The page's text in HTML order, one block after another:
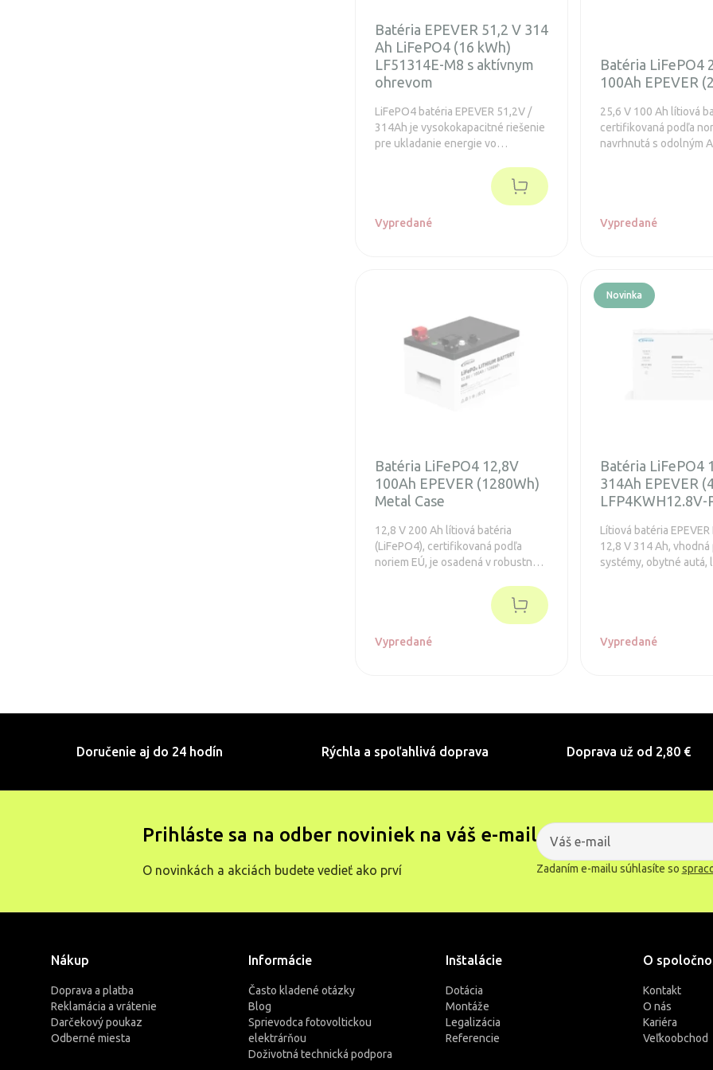
Batéria EPEVER 51,2 V 314
Ah LiFePO4 (16 kWh)
LF51314E-M8 s aktívnym
ohrevom
LiFePO4 batéria EPEVER 51,2V /
314Ah je vysokokapacitné riešenie
pre ukladanie energie vo
kapacitou približne 16 kWh
poskytuje spoľahlivé napájanie pre
domácnosti aj menšie komerčné
aplikácie, pričom využíva bezpečnú
voľbou pre moderné hybridné aj
off-grid systémy.
Vypredané
Batéria LiFePO4
100Ah EPEVER
25,6 V 100 Ah lítiová
certifikovaná podľa
navrhnutá s odolným
50 A. Podporuje až
čím zaisťuje dlhodobý
krytím IP65 je táto
odolná voči prachu a
monitorovanie, zatiaľ
funkcia ohrevu
Vypredané
Batéria LiFePO4 12,8V
100Ah EPEVER (1280Wh)
Metal Case
12,8 V 200 Ah lítiová batéria
(LiFePO4), certifikovaná podľa
noriem EÚ, je osadená v robustnom
zabezpečuje vynikajúce
odvádzanie tepla a podstatne
plastovým prevedeniam. Ponúka
Vypredané
Novinka
Batéria LiFePO4
314Ah EPEVER
LFP4KWH12.8V-
Lítiová batéria EPEVER
12,8 V 314 Ah,
systémy, obytné autá,
kapacitu, dlhú
prostredníctvom BMS
8000 cyklov pri 80 %
Vypredané
Doručenie aj do 24 hodín Rýchla a spoľahlivá doprava Doprava už od 2,80 €
Prihláste sa na odber noviniek na váš e-mail
O novinkách a akciách budete vedieť ako prví Zadaním e-mailu súhlasíte so
Nákup
Doprava a platba
Reklamácia a vrátenie
Darčekový poukaz
Odberné miesta
Informácie
Často kladené otázky
Blog
Sprievodca fotovoltickou
elektrárňou
Doživotná technická podpora
Inštalácie
Dotácia
Montáže
Legalizácia
Referencie
O
Kontakt
O nás
Kariéra
Veľkoobchod